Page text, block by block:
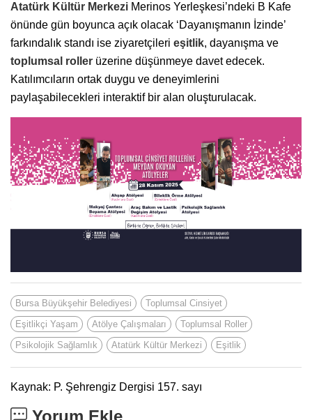
Atatürk Kültür Merkezi Merinos Yerleşkesi’ndeki B Kafe
önünde gün boyunca açık olacak ‘Dayanışmanın İzinde’
farkındalık standı ise ziyaretçileri eşitlik, dayanışma ve
toplumsal roller üzerine düşünmeye davet edecek.
Katılımcıların ortak duygu ve deneyimlerini
paylaşabilecekleri interaktif bir alan oluşturulacak.
Bursa Büyükşehir Belediyesi
Toplumsal Cinsiyet
Eşitlikçi Yaşam
Atölye Çalışmaları
Toplumsal Roller
Psikolojik Sağlamlık
Atatürk Kültür Merkezi Eşitlik
Kaynak: P. Şehrengiz Dergisi 157. sayı
Yorum Ekle